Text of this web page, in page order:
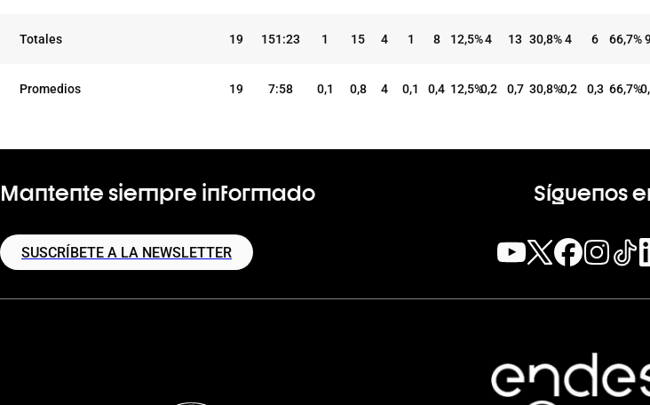
Totales 19 151:23 1 15 4 1 8 12,5%4 13 30,8%4 6 66,7%
Promedios 19 7:58 0,1 0,8 4 0,1 0,4 12,5%0,2 0,7 30,8%0,2 0,3 66,7%
Mantente siempre informado
SUSCRÍBETE A LA NEWSLETTER
Síguenos